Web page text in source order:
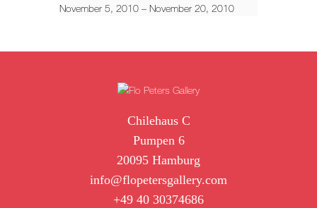
November 5, 2010 – November 20, 2010
Chilehaus C
Pumpen 6
20095 Hamburg
info@flopetersgallery.com
+49 40 30374686